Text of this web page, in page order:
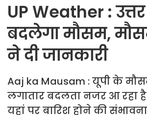
UP Weather :
बदलेगा मौसम,
ने दी जानकारी
Aaj ka Mausam : यूपी के
लगातार बदलता नजर आ रहा
यहां पर बारिश होने की